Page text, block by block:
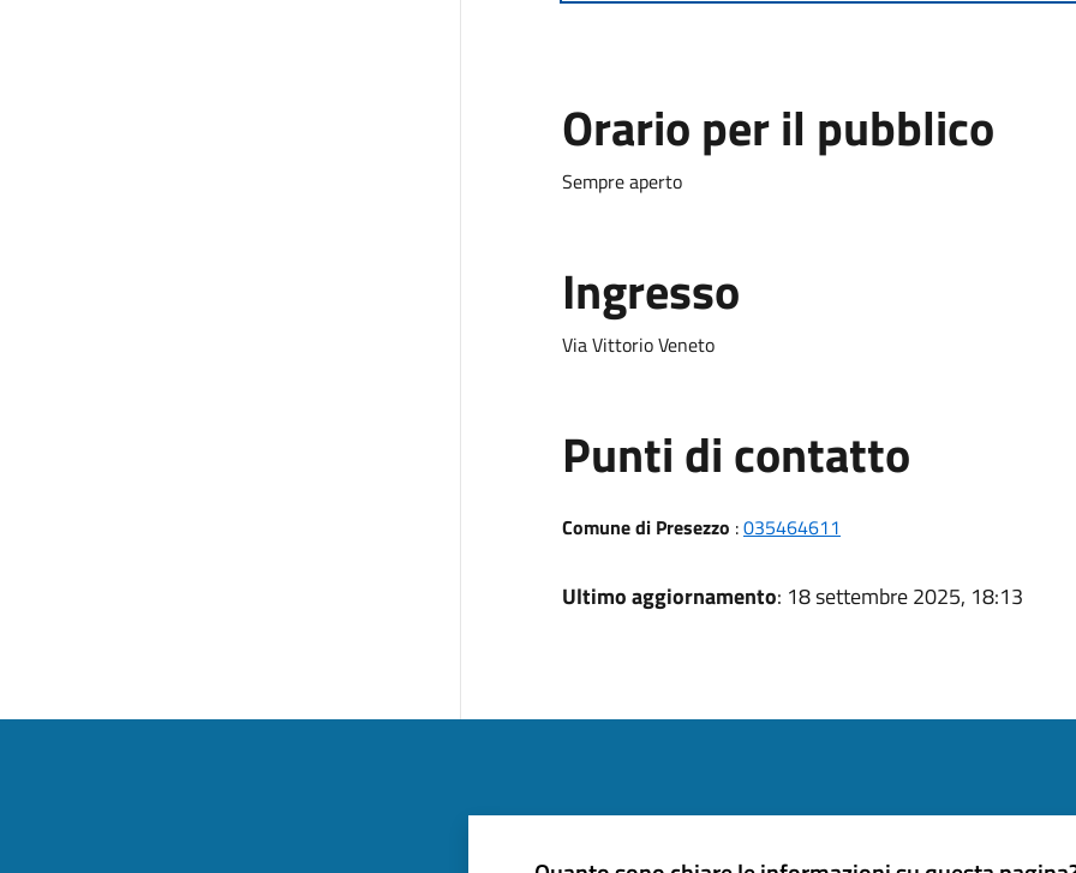
Orario per il pubblico
Sempre aperto
Ingresso
Via Vittorio Veneto
Punti di contatto
Comune di Presezzo :035464611
Ultimo aggiornamento: 18 settembre 2025, 18:13